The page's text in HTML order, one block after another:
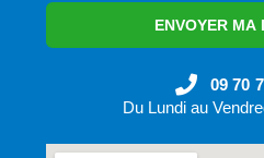
ENVOYER MA
09 70
Du Lundi au